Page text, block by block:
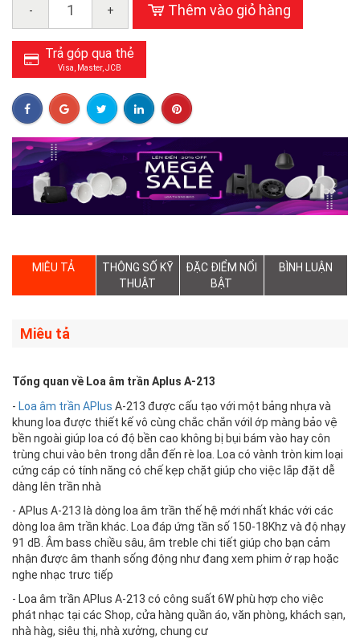
- + Thêm vào giỏ hàng
Trả góp qua thẻ
Visa, Master, JCB
MIÊU TẢ
THÔNG SỐ KỸ
THUẬT
ĐẶC ĐIỂM NỔI
BẬT
BÌNH LUẬN
Miêu tả
Tổng quan về Loa âm trần Aplus A-213
- Loa âm trần APlus A-213 được cấu tạo với một bảng nhựa và
khung loa được thiết kế vô cùng chắc chắn vớil ớp màng bảo vệ
bền ngoài giúp loa có độ bền cao không bị bụi bám vào hay côn
trùng chui vào bên trong dẫn đến rè loa. Loa có vành tròn kim loại
cứng cáp có tính năng có chế kẹp chặt giúp cho việc lắp đặt dễ
dàng lên trần nhà
- APlus A-213 là dòng loa âm trần thế hệ mới nhất khác với các
dòng loa âm trần khác. Loa đáp ứng tần số 150-18Khz và độ nhạy
91 dB. Âm bass chiều sâu, âm treble chi tiết giúp cho bạn cảm
nhận được âm thanh sống động như đang xem phim ở rạp hoặc
nghe nhạc trưc tiếp
- Loa âm trần APlus A-213 có công suất 6W phù hợp cho việc
phát nhạc tại các Shop, cửa hàng quần áo, văn phòng, khách sạn,
nhà hàg, siêu thị, nhà xưởng, chung cư